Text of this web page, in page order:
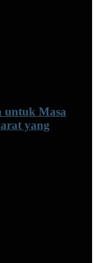
untuk Masa
yang